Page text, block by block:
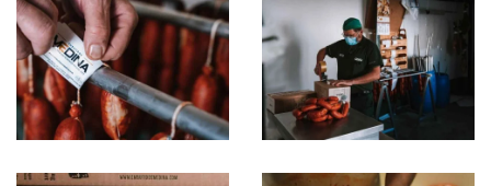
Ampliar Ampliar